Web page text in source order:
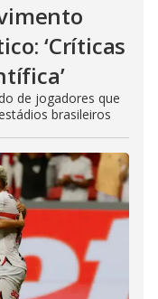
‘Críticas
de jogadores que
brasileiros